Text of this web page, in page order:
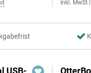
Inkl. MwSt
USB-